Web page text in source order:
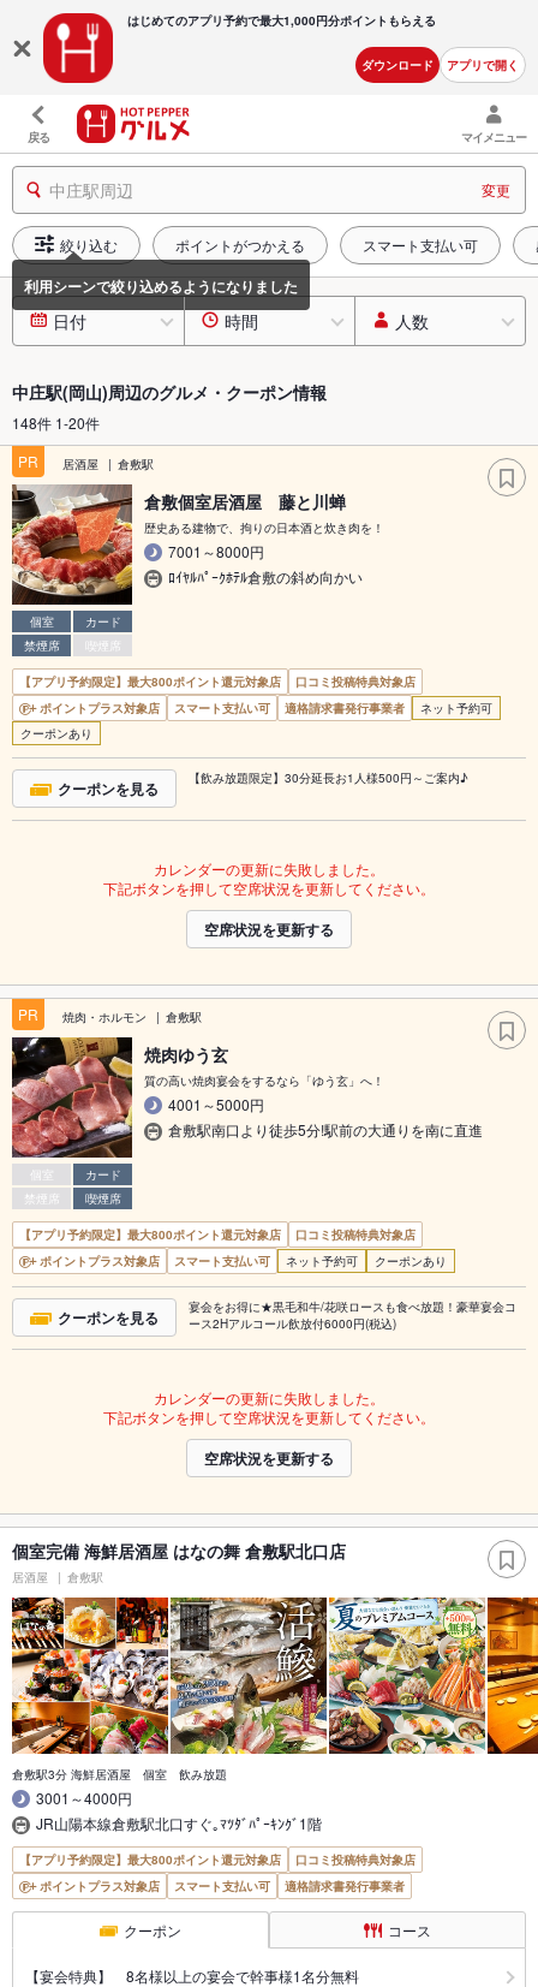
はじめてのアプリ予約で最大1,000円分ポイントもらえる
ダウンロード アプリで開く
戻る マイメニュー
中庄駅周辺 変更
絞り込む ポイントがつかえる スマート支払い可
日付 時間 人数
中庄駅(岡山)周辺のグルメ・クーポン情報
148件 1-20件
PR
居酒屋 倉敷駅
個室
カード
禁煙席
喫煙席
倉敷個室居酒屋 藤と川蝉
歴史ある建物で、拘りの日本酒と炊き肉を！
7001～8000円
ﾛｲﾔﾙﾊﾟｰｸﾎﾃﾙ倉敷の斜め向かい
【アプリ予約限定】最大800ポイント還元対象店
口コミ投稿特典対象店
ポイントプラス対象店
スマート支払い可 適格請求書発行事業者
ネット予約可
クーポンあり
クーポンを見る 【飲み放題限定】30分延長お1人様500円～ご案内♪
カレンダーの更新に失敗しました。
下記ボタンを押して空席状況を更新してください。
空席状況を更新する
PR 焼肉・ホルモン 倉敷駅
個室
カード
禁煙席
喫煙席
焼肉ゆう玄
質の高い焼肉宴会をするなら「ゆう玄」へ！
4001～5000円
倉敷駅南口より徒歩5分!駅前の大通りを南に直進
【アプリ予約限定】最大800ポイント還元対象店
口コミ投稿特典対象店
ポイントプラス対象店
スマート支払い可 ネット予約可 クーポンあり
クーポンを見る
宴会をお得に★黒毛和牛/花咲ロースも食べ放題！豪華宴会コ
ース2Hアルコール飲放付6000円(税込)
カレンダーの更新に失敗しました。
下記ボタンを押して空席状況を更新してください。
空席状況を更新する
個室完備 海鮮居酒屋 はなの舞 倉敷駅北口店
居酒屋 倉敷駅
倉敷駅3分 海鮮居酒屋 個室 飲み放題
3001～4000円
JR山陽本線倉敷駅北口すぐ｡ﾏﾂﾀﾞﾊﾟｰｷﾝｸﾞ1階
【アプリ予約限定】最大800ポイント還元対象店
口コミ投稿特典対象店
ポイントプラス対象店
スマート支払い可 適格請求書発行事業者
クーポン コース
【宴会特典】 8名様以上の宴会で幹事様1名分無料